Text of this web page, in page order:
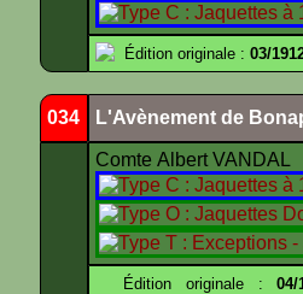
Édition originale : 03/
034 L'Avènement de
Comte Albert VANDAL
Édition originale :04/